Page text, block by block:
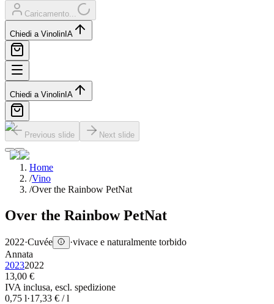
Caricamento...
Chiedi a Vinolin IA
Chiedi a Vinolin IA
Previous slide Next slide
Home
/Vino
/Over the Rainbow PetNat
Over the Rainbow PetNat
2022·Cuvée ·vivace e naturalmente torbido
Annata
20232022
13,00 €
IVA inclusa, escl. spedizione
0,75 l·17,33 € / l